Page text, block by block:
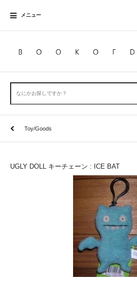
メニュー
Toy/Goods
UGLY DOLL キーチェーン : ICE BAT